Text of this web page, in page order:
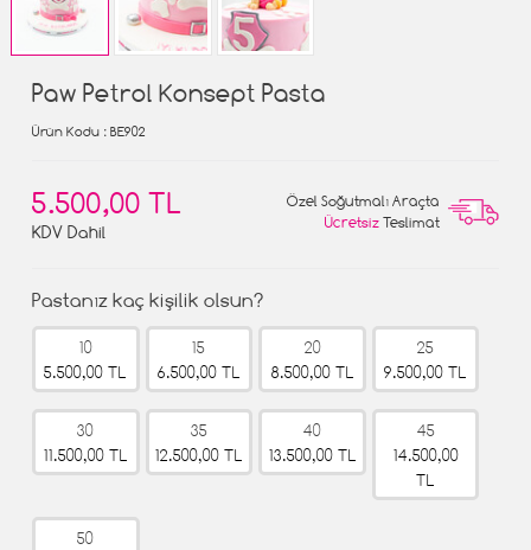
Paw Petrol Konsept Pasta
Ürün Kodu : BE902
5.500,00 TL
KDV Dahil
Özel Soğutmalı Araçta
Ücretsiz Teslimat
Pastanız kaç kişilik olsun?
10
5.500,00 TL
15
6.500,00 TL
20
8.500,00 TL
25
9.500,00 TL
30
11.500,00 TL
35
12.500,00 TL
40
13.500,00 TL
45
14.500,00
TL
50